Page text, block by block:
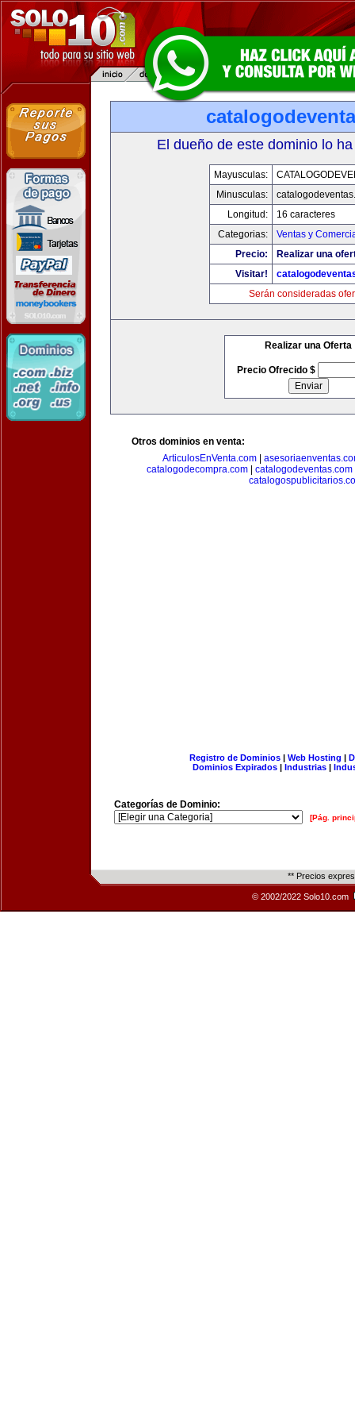
El dueño de este dominio lo
Mayusculas:
Minusculas:
Longitud:
16 caracteres
Categorias:
Ventas y
Precio:
Realizar una
Visitar!
Serán consideradas
Realizar una Oferta
Precio Ofrecido $
Otros dominios en venta:
ArticulosEnVenta.com|
catalogodecompra.com| catalogodeventas.com
Registro de Dominios| Web Hosting |
Dominios Expirados | Industrias |
Categorías de Dominio:
[Pág.
** Precios
© 2002/2022 Solo10.com